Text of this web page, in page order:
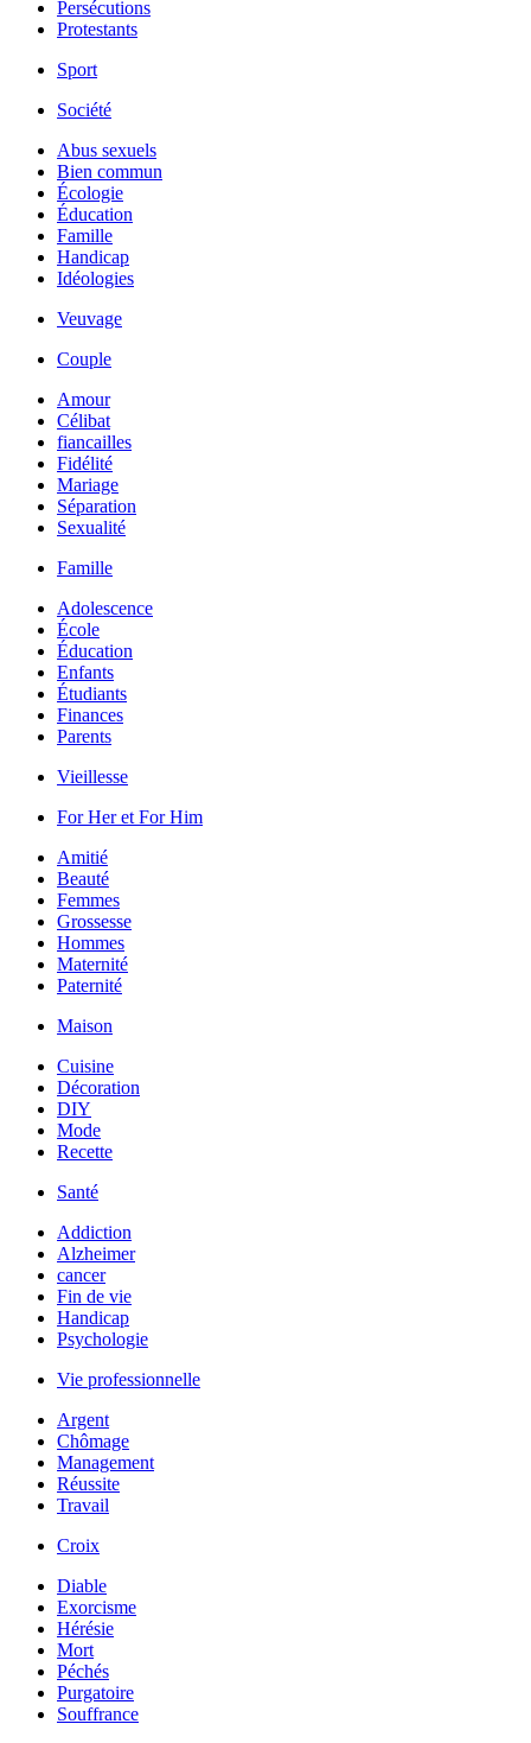
Persécutions
Protestants
Sport
Société
Abus sexuels
Bien commun
Écologie
Éducation
Famille
Handicap
Idéologies
Veuvage
Couple
Amour
Célibat
fiancailles
Fidélité
Mariage
Séparation
Sexualité
Famille
Adolescence
École
Éducation
Enfants
Étudiants
Finances
Parents
Vieillesse
For Her et For Him
Amitié
Beauté
Femmes
Grossesse
Hommes
Maternité
Paternité
Maison
Cuisine
Décoration
DIY
Mode
Recette
Santé
Addiction
Alzheimer
cancer
Fin de vie
Handicap
Psychologie
Vie professionnelle
Argent
Chômage
Management
Réussite
Travail
Croix
Diable
Exorcisme
Hérésie
Mort
Péchés
Purgatoire
Souffrance